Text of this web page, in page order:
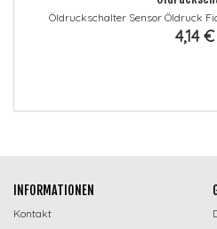
Öldruckschalter Sensor Öldruck
4,14 €
INFORMATIONEN
Kontakt